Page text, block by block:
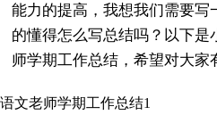
能力的提高，我想我们需要写
的懂得怎么写总结吗？以下是
师学期工作总结，希望对大家
语文老师学期工作总结1